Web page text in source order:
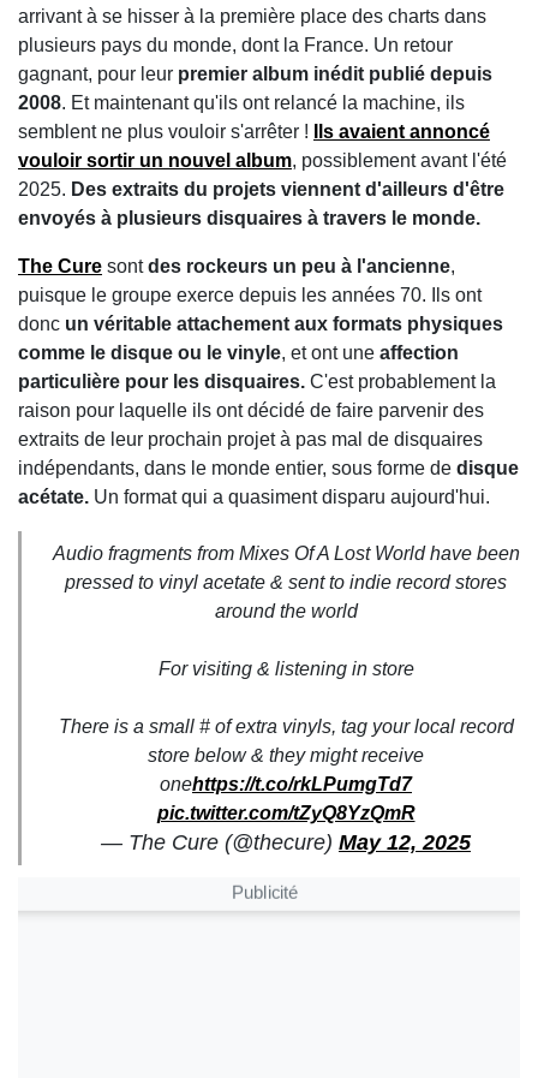
arrivant à se hisser à la première place des charts dans
plusieurs pays du monde, dont la France. Un retour
gagnant, pour leur premier album inédit publié depuis
2008. Et maintenant qu'ils ont relancé la machine, ils
semblent ne plus vouloir s'arrêter !
Ils avaient annoncé
vouloir sortir un nouvel album, possiblement avant l'été
2025. Des extraits du projets viennent d'ailleurs d'être
envoyés à plusieurs disquaires à travers le monde.
The Cure sontdes rockeurs un peu à l'ancienne,
puisque le groupe exerce depuis les années 70. Ils ont
donc un véritable attachement aux formats physiques
comme le disque ou le vinyle, et ont une affection
particulière pour les disquaires. C'est probablement la
raison pour laquelle ils ont décidé de faire parvenir des
extraits de leur prochain projet à pas mal de disquaires
indépendants, dans le monde entier, sous forme de disque
acétate. Un format qui a quasiment disparu aujourd'hui.
Audio fragments from Mixes Of A Lost World have been
pressed to vinyl acetate & sent to indie record stores
around the world
For visiting & listening in store
There is a small # of extra vinyls, tag your local record
store below & they might receive
onehttps://t.co/rkLPumgTd7
pic.twitter.com/tZyQ8YzQmR
— The Cure (@thecure) May 12, 2025
Publicité